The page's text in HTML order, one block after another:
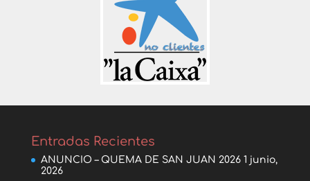
Entradas Recientes
ANUNCIO – QUEMA DE SAN JUAN 2026 1 junio,
2026